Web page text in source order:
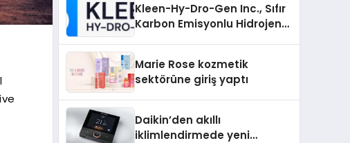
Kleen-Hy-Dro-Gen Inc., Sıfır
Karbon Emisyonlu Hidrojen
Aldı
Marie Rose kozmetik
sektörüne giriş yaptı
Daikin’den akıllı
iklimlendirmede yeni